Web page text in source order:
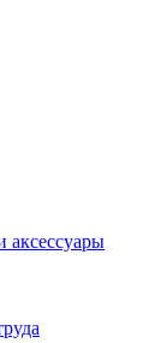
аксессуары